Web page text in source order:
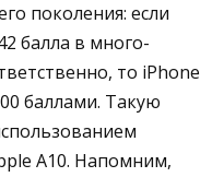
поколения: если
балла в много-
то iPhone
баллами. Такую
A10. Напомним,